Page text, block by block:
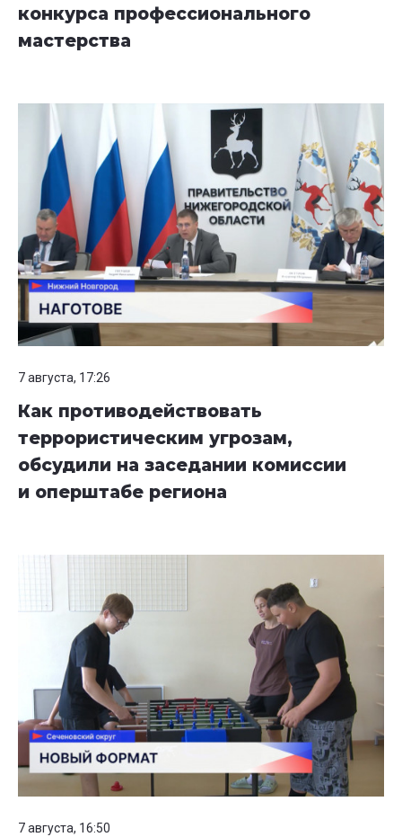
конкурса профессионального
мастерства
7 августа, 17:26
Как противодействовать
террористическим угрозам,
обсудили на заседании комиссии
и оперштабе региона
7 августа, 16:50